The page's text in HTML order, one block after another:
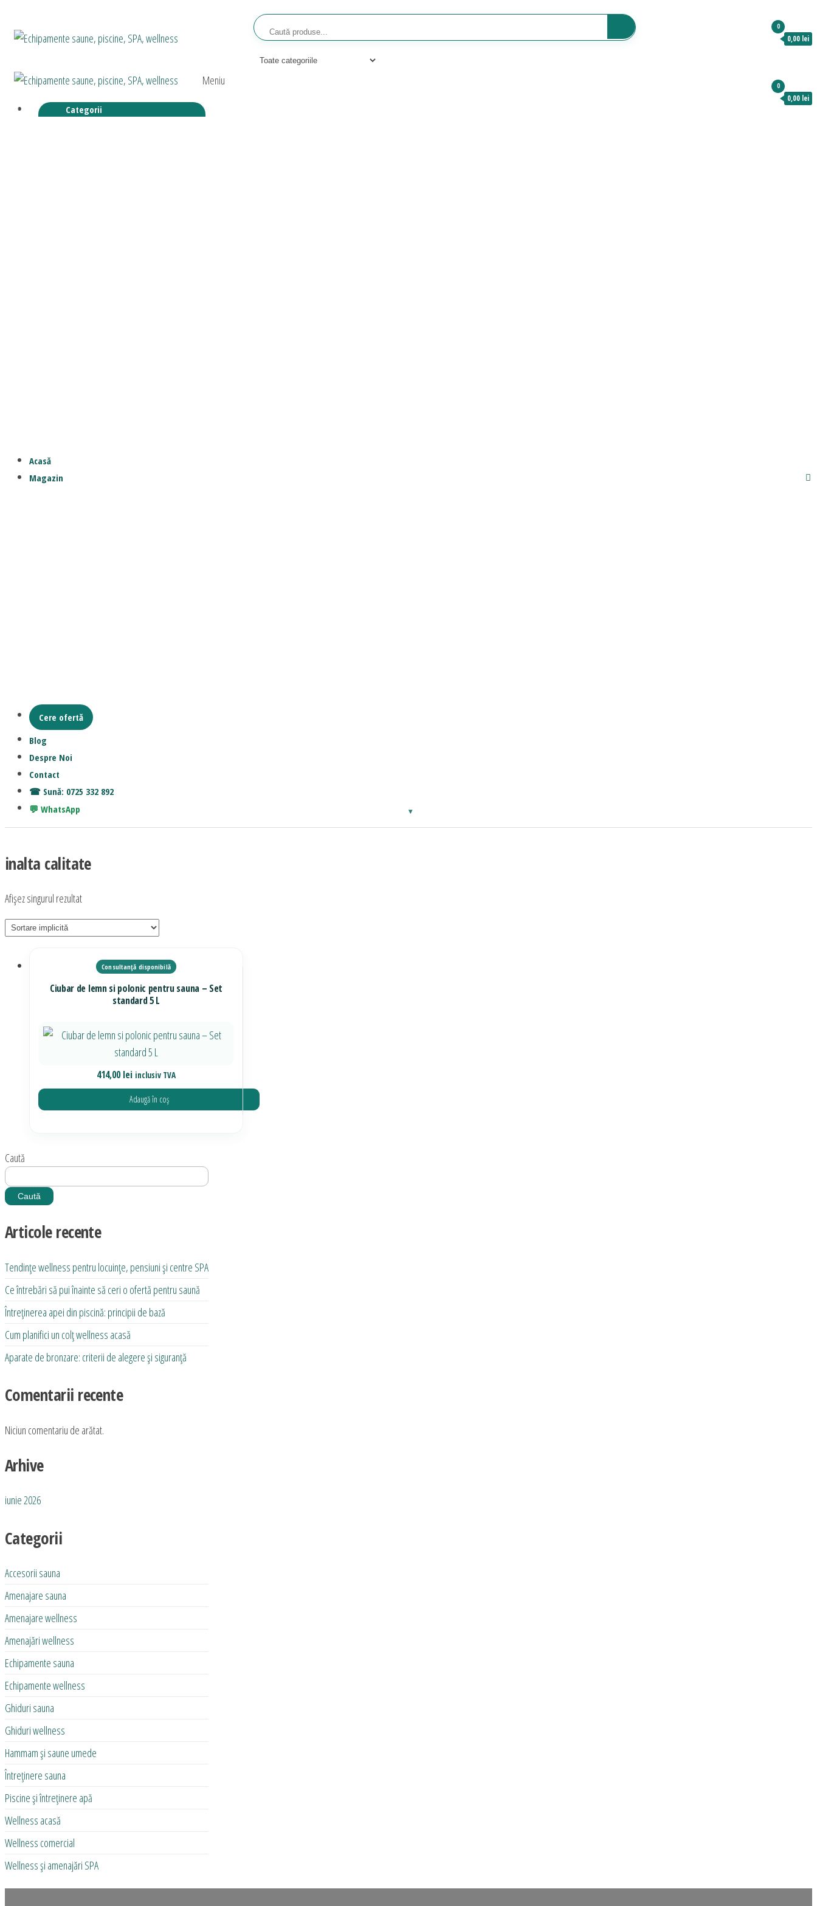
conținut
Echipamente
piscine, SPA,
wellness
0
0,00 lei
Echipamente
saune,
piscine, SPA,
Relaxeaza-
Meniu 0
0,00 lei
Categorii
Acasă
Magazin
Cere ofertă
Blog
Despre Noi
Contact
Sună: 0725 332 892
WhatsApp
inalta calitate
Afișez singurul rezultat
Ciubar de lemn si polonic pentru sauna – Set
standard 5 L
414,00lei inclusiv TVA
Adaugă în coș
Caută
Caută
Articole recente
Tendințe wellness pentru locuințe, pensiuni și centre SPA
Ce întrebări să pui înainte să ceri o ofertă pentru saună
Întreținerea apei din piscină: principii de bază
Cum planifici un colț wellness acasă
Aparate de bronzare: criterii de alegere și siguranță
Comentarii recente
Niciun comentariu de arătat.
Arhive
iunie 2026
Categorii
Accesorii sauna
Amenajare sauna
Amenajare wellness
Amenajări wellness
Echipamente sauna
Echipamente wellness
Ghiduri sauna
Ghiduri wellness
Hammam și saune umede
Întreținere sauna
Piscine și întreținere apă
Wellness acasă
Wellness comercial
Wellness și amenajări SPA